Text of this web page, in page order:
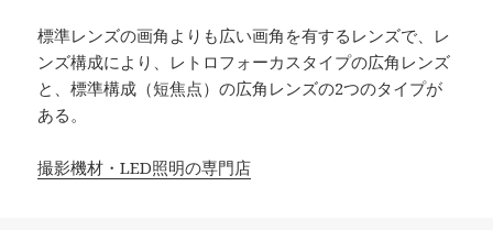
標準レンズの画角よりも広い画角を有するレンズで、レ
ンズ構成により、レトロフォーカスタイプの広角レンズ
と、標準構成（短焦点）の広角レンズの2つのタイプが
ある。
撮影機材・LED照明の専門店